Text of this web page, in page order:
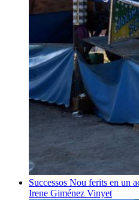
Successos Nou ferits en un
Irene Giménez Vinyet